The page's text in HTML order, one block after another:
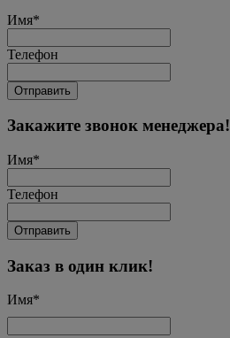
Имя*
Телефон
Отправить
Закажите звонок менеджера!
Имя*
Телефон
Отправить
Заказ в один клик!
Имя*